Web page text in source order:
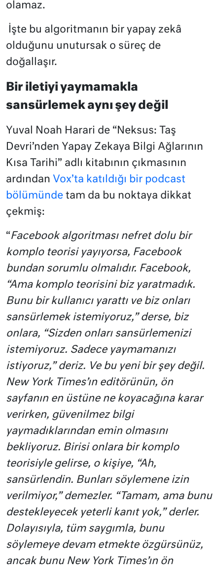
olamaz.
İşte bu algoritmanın bir yapay zekâ
olduğunu unutursak o süreç de
doğallaşır.
Bir iletiyi yaymamakla
sansürlemek aynı şey değil
Yuval Noah Harari de “Neksus: Taş
Devri’nden Yapay Zekaya Bilgi Ağlarının
Kısa Tarihi” adlı kitabının çıkmasının
ardından Vox’ta katıldığı bir podcast
bölümünde tam da bu noktaya dikkat
çekmiş:
“Facebook algoritması nefret dolu bir
komplo teorisi yayıyorsa, Facebook
bundan sorumlu olmalıdır. Facebook,
“Ama komplo teorisini biz yaratmadık.
Bunu bir kullanıcı yarattı ve biz onları
sansürlemek istemiyoruz,” derse, biz
onlara, “Sizden onları sansürlemenizi
istemiyoruz. Sadece yaymamanızı
istiyoruz,” deriz. Ve bu yeni bir şey değil.
New York Times’ın editörünün, ön
sayfanın en üstüne ne koyacağına karar
verirken, güvenilmez bilgi
yaymadıklarından emin olmasını
bekliyoruz. Birisi onlara bir komplo
teorisiyle gelirse, o kişiye, “Ah,
sansürlendin. Bunları söylemene izin
verilmiyor,” demezler. “Tamam, ama bunu
destekleyecek yeterli kanıt yok,” derler.
Dolayısıyla, tüm saygımla, bunu
söylemeye devam etmekte özgürsünüz,
ancak bunu New York Times’ın ön